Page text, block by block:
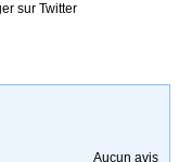
sur Twitter
Aucun avis